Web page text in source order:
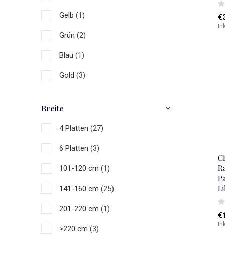
Gelb (1)
Grün (2)
Blau (1)
Gold (3)
Breite
4 Platten (27)
6 Platten (3)
101-120 cm (1)
141-160 cm (25)
201-220 cm (1)
>220 cm (3)